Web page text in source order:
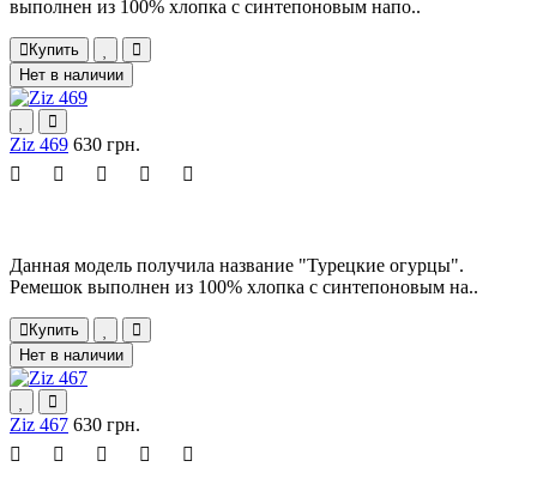
выполнен из 100% хлопка с синтепоновым напо..
Купить
Нет в наличии
Ziz 469 630 грн.
Данная модель получила название "Турецкие огурцы".
Ремешок выполнен из 100% хлопка с синтепоновым на..
Купить
Нет в наличии
Ziz 467 630 грн.